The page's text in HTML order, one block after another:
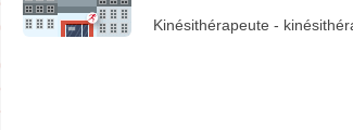
Kinésithérapeute -